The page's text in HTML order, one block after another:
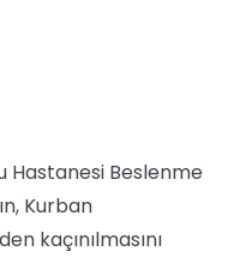
Hastanesi Beslenme
Kurban
kaçınılmasını